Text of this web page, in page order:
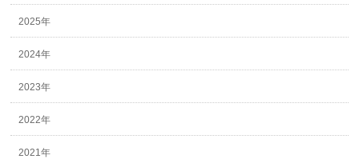
2025年
2024年
2023年
2022年
2021年